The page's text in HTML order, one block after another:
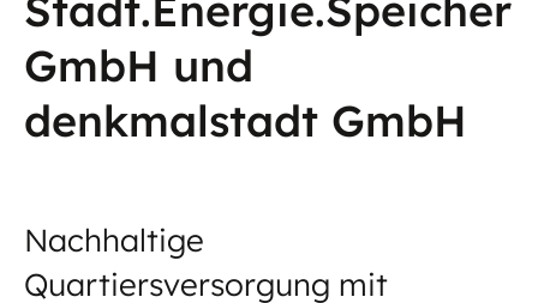
GmbH und
denkmalstadt GmbH
Nachhaltige
Quartiersversorgung mit